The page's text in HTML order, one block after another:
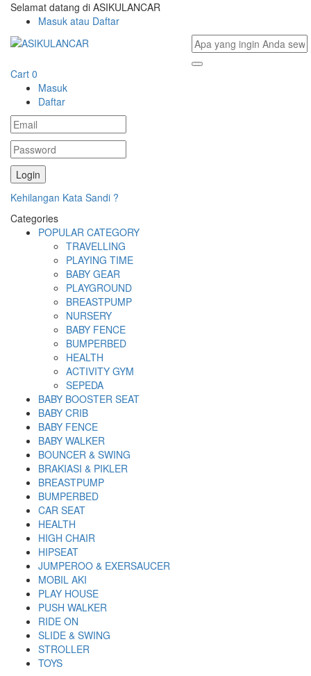
Selamat datang di ASIKULANCAR
Masuk atau Daftar
Cart 0
Masuk
Daftar
Kehilangan Kata Sandi ?
Categories
POPULAR CATEGORY
TRAVELLING
PLAYING TIME
BABY GEAR
PLAYGROUND
BREASTPUMP
NURSERY
BABY FENCE
BUMPERBED
HEALTH
ACTIVITY GYM
SEPEDA
BABY BOOSTER SEAT
BABY CRIB
BABY FENCE
BABY WALKER
BOUNCER & SWING
BRAKIASI & PIKLER
BREASTPUMP
BUMPERBED
CAR SEAT
HEALTH
HIGH CHAIR
HIPSEAT
JUMPEROO & EXERSAUCER
MOBIL AKI
PLAY HOUSE
PUSH WALKER
RIDE ON
SLIDE & SWING
STROLLER
TOYS